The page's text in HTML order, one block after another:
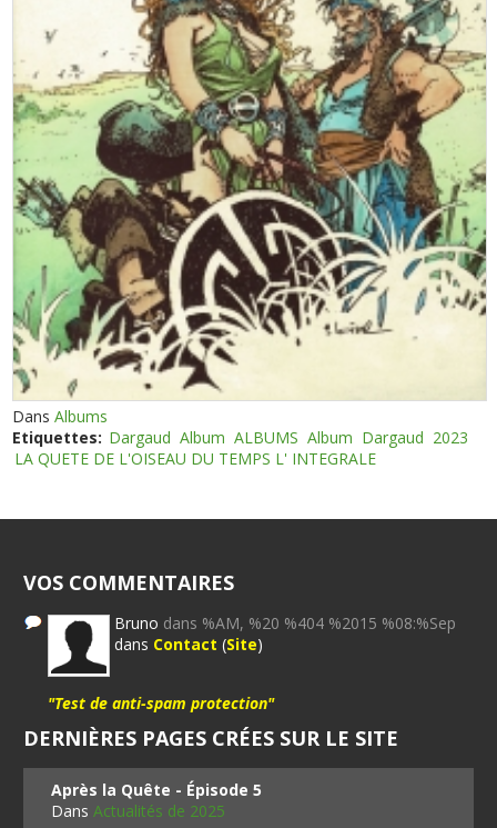
DansAlbums
Etiquettes: Dargaud Album ALBUMS Album Dargaud 2023
LA QUETE DE L'OISEAU DU TEMPS L' INTEGRALE
VOS COMMENTAIRES
Bruno dans %AM, %20 %404 %2015 %08:%Sep
dans Contact (Site)
"Test de anti-spam protection"
DERNIÈRES PAGES CRÉES SUR LE SITE
Après la Quête - Épisode 5
DansActualités de 2025